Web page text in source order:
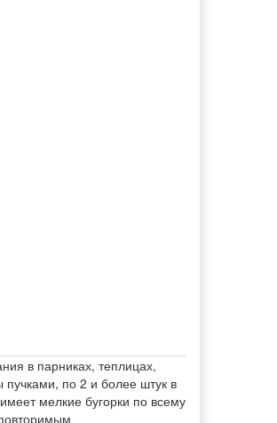
в парниках, теплицах,
по 2 и более штук в
мелкие бугорки по всему